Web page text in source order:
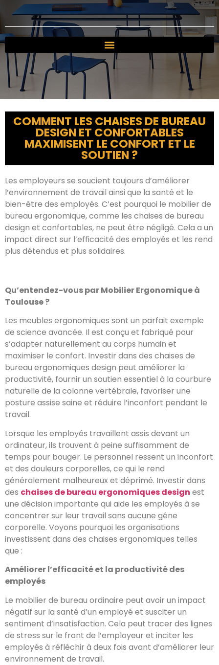
COMMENT LES CHAISES DE BUREAU
DESIGN ET CONFORTABLES
MAXIMISENT LE CONFORT ET LE
SOUTIEN ?
Les employeurs se soucient toujours d’améliorer
l’environnement de travail ainsi que la santé et le
bien-être des employés. C’est pourquoi le mobilier de
bureau ergonomique, comme les chaises de bureau
design et confortables, ne peut être négligé. Cela a un
impact direct sur l’efficacité des employés et les rend
plus détendus et plus solidaires.
Qu’entendez-vous par Mobilier Ergonomique à
Toulouse ?
Les meubles ergonomiques sont un parfait exemple
de science avancée. Il est conçu et fabriqué pour
s’adapter naturellement au corps humain et
maximiser le confort. Investir dans des chaises de
bureau ergonomiques design peut améliorer la
productivité, fournir un soutien essentiel à la courbure
naturelle de la colonne vertébrale, favoriser une
posture assise saine et réduire l’inconfort pendant le
travail.
Lorsque les employés travaillent assis devant un
ordinateur, ils trouvent à peine suffisamment de
temps pour bouger. Le personnel ressent un inconfort
et des douleurs corporelles, ce qui le rend
généralement malheureux et déprimé. Investir dans
des chaises de bureau ergonomiques design est
une décision importante qui aide les employés à se
concentrer sur leur travail sans aucune gêne
corporelle. Voyons pourquoi les organisations
investissent dans des chaises ergonomiques telles
que :
Améliorer l’efficacité et la productivité des
employés
Le mobilier de bureau ordinaire peut avoir un impact
négatif sur la santé d’un employé et susciter un
sentiment d’insatisfaction. Cela peut tracer des lignes
de stress sur le front de l’employeur et inciter les
employés à réfléchir à deux fois avant d’améliorer leur
environnement de travail.